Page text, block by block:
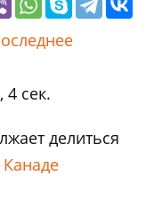
4 сек.
делиться